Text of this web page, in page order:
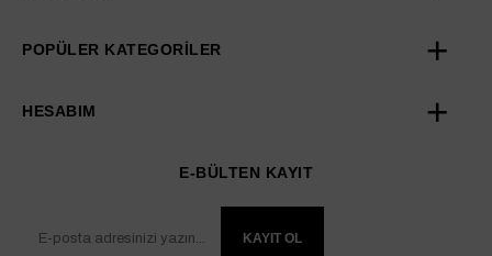
POPÜLER KATEGORİLER
HESABIM
E-BÜLTEN KAYIT
KAYIT OL